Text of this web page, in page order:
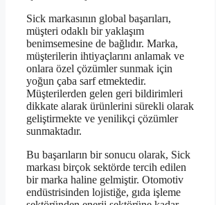
Sick markasının global başarıları,
müşteri odaklı bir yaklaşım
benimsemesine de bağlıdır. Marka,
müşterilerin ihtiyaçlarını anlamak ve
onlara özel çözümler sunmak için
yoğun çaba sarf etmektedir.
Müşterilerden gelen geri bildirimleri
dikkate alarak ürünlerini sürekli olarak
geliştirmekte ve yenilikçi çözümler
sunmaktadır.
Bu başarıların bir sonucu olarak, Sick
markası birçok sektörde tercih edilen
bir marka haline gelmiştir. Otomotiv
endüstrisinden lojistiğe, gıda işleme